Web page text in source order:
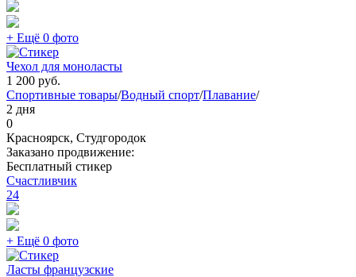
+ Ещё 0 фото
Чехол для моноласты
1 200 руб.
Спортивные товары/Водный спорт/Плавание/
2 дня
0
Красноярск, Студгородок
Заказано продвижение:
Бесплатный стикер
Счастливчик
24
+ Ещё 0 фото
Ласты французские